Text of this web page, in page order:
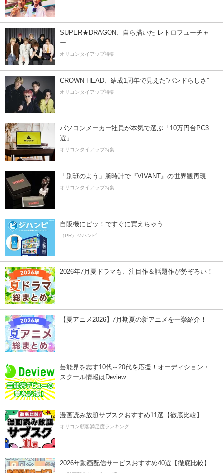
SUPER★DRAGON、自ら描いた”レトロフューチャ
ー”
オリコンタイアップ特集
CROWN HEAD、結成1周年で見えた”バンドらしさ”
オリコンタイアップ特集
パソコンメーカー社員が本気で選ぶ「10万円台PC3
選」
オリコンタイアップ特集
「別班のよう」腕時計で『VIVANT』の世界観再現
オリコンタイアップ特集
自販機にピッ！ですぐに買えちゃう
（PR）ジハンピ
2026年7月夏ドラマも、注目作＆話題作が勢ぞろい！
【夏アニメ2026】7月期夏の新アニメを一挙紹介！
芸能界を志す10代～20代を応援！オーディション・
スクール情報はDeview
漫画読み放題サブスクおすすめ11選【徹底比較】
オリコン顧客満足度ランキング
2026年動画配信サービスおすすめ40選【徹底比較】